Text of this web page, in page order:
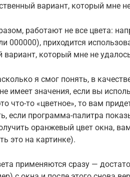
вариант, который мне
работают не все цвета:
000000), приходится
вариант, который мне не
я смог понять, в
имеет значения, если вы
что-то «цветное», то вам
если программа-палитра
оранжевый цвет окна,
это на картинке).
применяются сразу —